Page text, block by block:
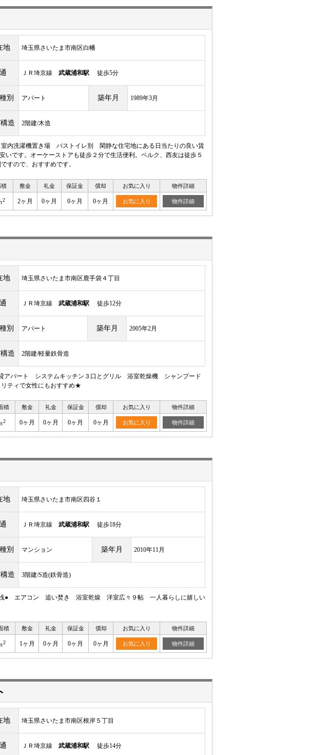
地 埼玉県さいたま市南区白幡
ＪＲ埼京線 武蔵浦和駅 徒歩5分
別 アパート 築年月 1989年3月
造 2階建/木造
洗濯機置き場 バストイレ別 閑静な住宅地にある日当たりの良い賃
です。オーケーストアも徒歩２分で生活便利。ベルク、西友は徒歩５
すので、おすすめです。
積 敷金 礼金 保証金 償却 お気に入り 物件詳細
2 2ヶ月 0ヶ月 0ヶ月 0ヶ月 お気に入り 物件詳細
地 埼玉県さいたま市南区鹿手袋４丁目
ＪＲ埼京線 武蔵浦和駅 徒歩12分
別 アパート 築年月 2005年2月
造 2階建/軽量鉄骨造
パート システムキッチン３口とグリル 浴室乾燥機 シャンプード
ティで女性にもおすすめ★
積 敷金 礼金 保証金 償却 お気に入り 物件詳細
2 0ヶ月 0ヶ月 0ヶ月 0ヶ月 お気に入り 物件詳細
地 埼玉県さいたま市南区四谷１
ＪＲ埼京線 武蔵浦和駅 徒歩18分
別 マンション 築年月 2010年11月
造 3階建/S造(鉄骨造)
エアコン 追い焚き 浴室乾燥 洋室広々９帖 一人暮らしに嬉しい
積 敷金 礼金 保証金 償却 お気に入り 物件詳細
2 1ヶ月 0ヶ月 0ヶ月 0ヶ月 お気に入り 物件詳細
地 埼玉県さいたま市南区根岸５丁目
ＪＲ埼京線 武蔵浦和駅 徒歩14分